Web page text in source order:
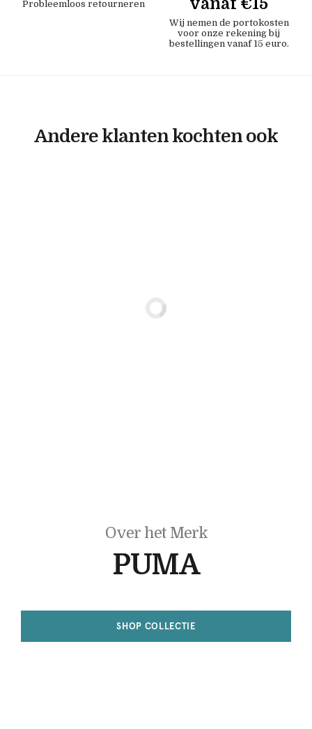
Probleemloos retourneren
Wij nemen de portokosten
voor onze rekening bij
bestellingen vanaf 15 euro.
Andere klanten kochten ook
Over het Merk
PUMA
SHOP COLLECTIE